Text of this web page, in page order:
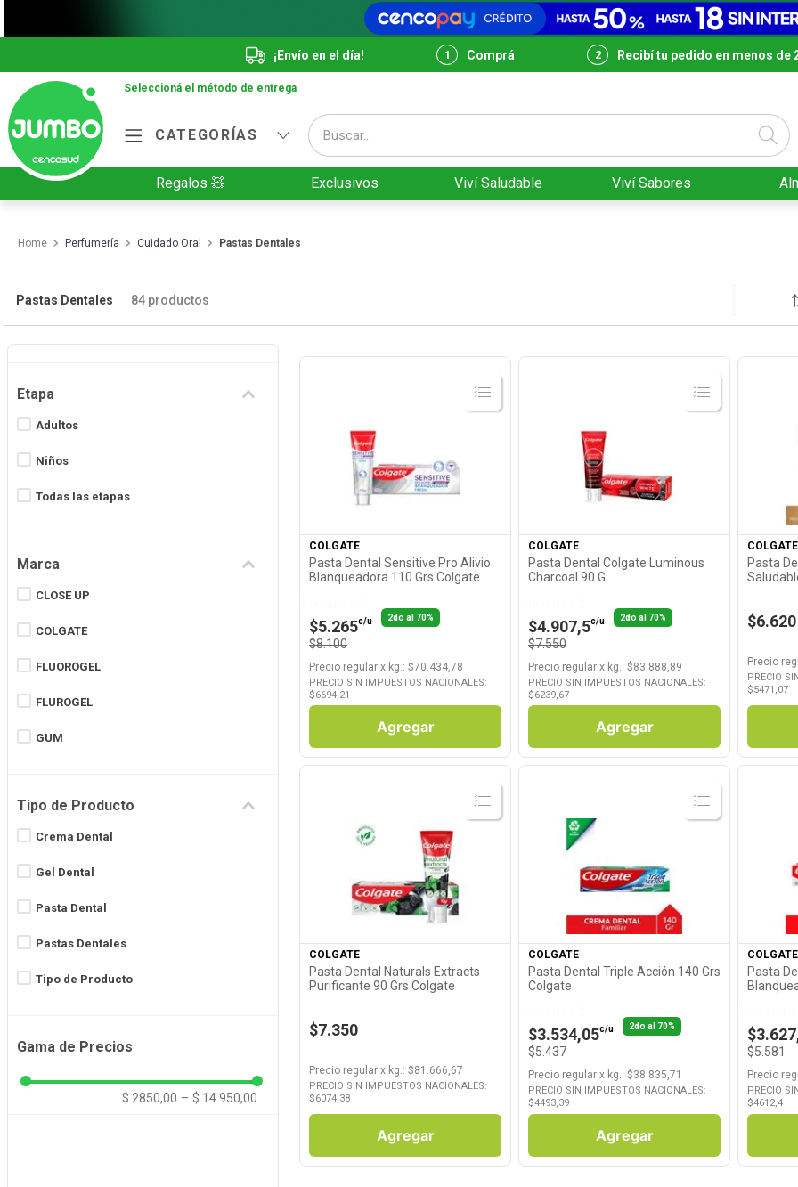
¡Envío en el día! Comprá Recibí tu pedido en menos de
Seleccioná el método de entrega
CATEGORÍAS
Buscar...
Regalos 🧸 Exclusivos Viví Saludable Viví Sabores
Perfumería Cuidado Oral Pastas Dentales
Pastas Dentales 84 productos
Etapa
Adultos
Niños
Todas las etapas
Marca
CLOSE UP
COLGATE
FLUOROGEL
FLUROGEL
GUM
MERAKI
NOC 10
ODOL
ORAL-B
Tipo de Producto
Crema Dental
Gel Dental
Pasta Dental
Pastas Dentales
Tipo de Producto
Gama de Precios
$ 2850,00 – $ 14.950,00
Ver Producto
COLGATE
Pasta Dental Sensitive Pro Alivio
Blanqueadora 110 Grs Colgate
$5.265c/u 2do al 70%
$8.100
Precio regular x kg. : $70.434,78
PRECIO SIN IMPUESTOS NACIONALES:
$6694,21
Agregar
Ver Producto
COLGATE
Pasta Dental Colgate Luminous
Charcoal 90 G
$4.907,5c/u 2do al 70%
$7.550
Precio regular x kg. : $83.888,89
PRECIO SIN IMPUESTOS NACIONALES:
$6239,67
Agregar
COLGATE
Pasta
$6.620
Precio
PRECIO
$5471,07
Ver Producto
COLGATE
Pasta Dental Naturals Extracts
Purificante 90 Grs Colgate
$7.350
Precio regular x kg.: $81.666,67
PRECIO SIN IMPUESTOS NACIONALES:
$6074,38
Agregar
Ver Producto
COLGATE
Pasta Dental Triple Acción 140 Grs
Colgate
$3.534,05c/u 2do al 70%
$5.437
Precio regular x kg.: $38.835,71
PRECIO SIN IMPUESTOS NACIONALES:
$4493,39
Agregar
COLGATE
Pasta
$5.581
Precio
PRECIO
$4612,4
Términos más buscados
2.
Cafe
7.